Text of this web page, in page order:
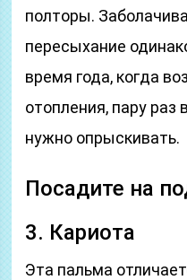
полторы.
пересыхание
время года, когда
отопления, пару
нужно опрыскивать.
Посадите на
3. Кариота
Эта пальма